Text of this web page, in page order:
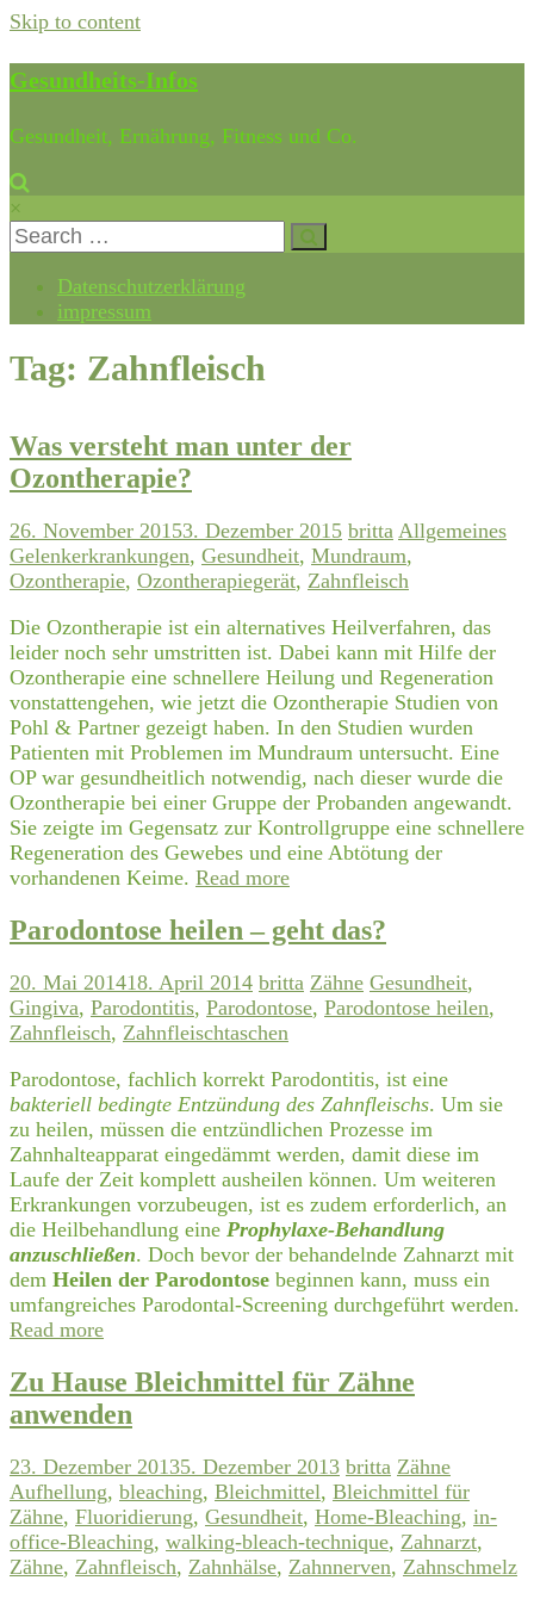
Skip to content
Gesundheits-Infos
Gesundheit, Ernährung, Fitness und Co.
×
Datenschutzerklärung
impressum
Tag: Zahnfleisch
Was versteht man unter der
Ozontherapie?
26. November 20153. Dezember 2015 britta Allgemeines
Gelenkerkrankungen, Gesundheit, Mundraum,
Ozontherapie, Ozontherapiegerät, Zahnfleisch
Die Ozontherapie ist ein alternatives Heilverfahren, das
leider noch sehr umstritten ist. Dabei kann mit Hilfe der
Ozontherapie eine schnellere Heilung und Regeneration
vonstattengehen, wie jetzt die Ozontherapie Studien von
Pohl & Partner gezeigt haben. In den Studien wurden
Patienten mit Problemen im Mundraum untersucht. Eine
OP war gesundheitlich notwendig, nach dieser wurde die
Ozontherapie bei einer Gruppe der Probanden angewandt.
Sie zeigte im Gegensatz zur Kontrollgruppe eine schnellere
Regeneration des Gewebes und eine Abtötung der
vorhandenen Keime. Read more
Parodontose heilen – geht das?
20. Mai 201418. April 2014 britta Zähne Gesundheit,
Gingiva, Parodontitis, Parodontose, Parodontose heilen,
Zahnfleisch, Zahnfleischtaschen
Parodontose, fachlich korrekt Parodontitis, ist eine
bakteriell bedingte Entzündung des Zahnfleischs. Um sie
zu heilen, müssen die entzündlichen Prozesse im
Zahnhalteapparat eingedämmt werden, damit diese im
Laufe der Zeit komplett ausheilen können. Um weiteren
Erkrankungen vorzubeugen, ist es zudem erforderlich, an
die Heilbehandlung eine Prophylaxe-Behandlung
anzuschließen. Doch bevor der behandelnde Zahnarzt mit
dem Heilen der Parodontose beginnen kann, muss ein
umfangreiches Parodontal-Screening durchgeführt werden.
Read more
Zu Hause Bleichmittel für Zähne
anwenden
23. Dezember 20135. Dezember 2013 britta Zähne
Aufhellung, bleaching, Bleichmittel, Bleichmittel für
Zähne, Fluoridierung, Gesundheit, Home-Bleaching, in-
office-Bleaching, walking-bleach-technique, Zahnarzt,
Zähne, Zahnfleisch, Zahnhälse, Zahnnerven, Zahnschmelz